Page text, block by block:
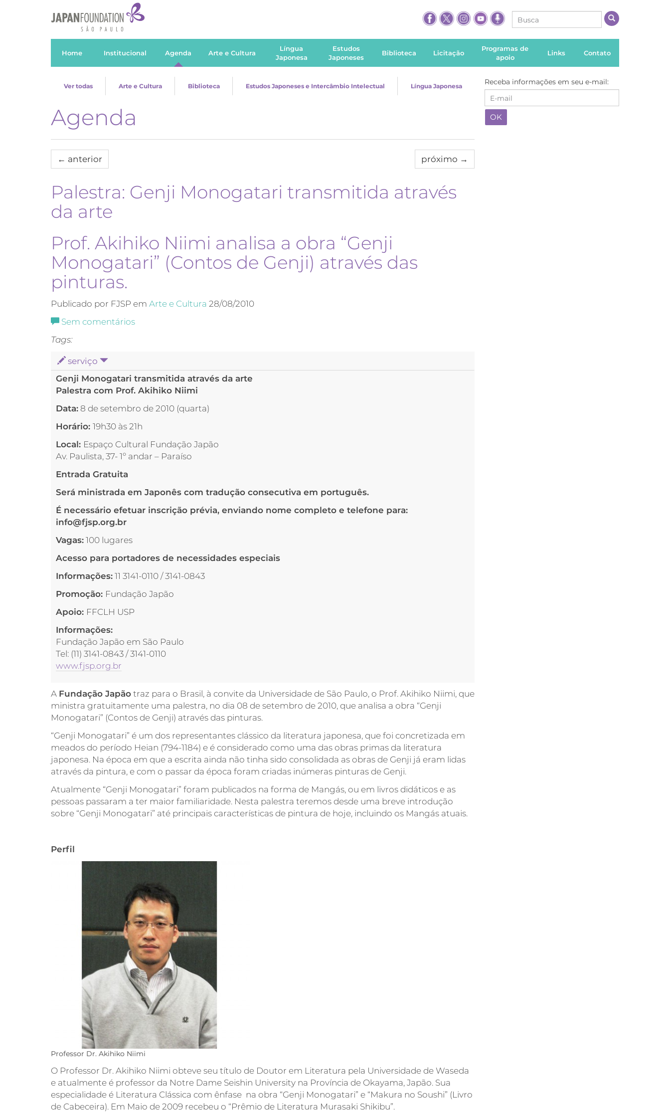
Home Institucional Agenda Arte e Cultura
Língua
Japonesa
Estudos
Japoneses
Biblioteca Licitação
Programas de
apoio
Links Contato
Ver todas Arte e Cultura Biblioteca Estudos Japoneses e Intercâmbio Intelectual Língua Japonesa
Agenda
← anterior próximo →
Palestra: Genji Monogatari transmitida através
da arte
Prof. Akihiko Niimi analisa a obra “Genji
Monogatari” (Contos de Genji) através das
pinturas.
Publicado por FJSP em Arte e Cultura 28/08/2010
Sem comentários
Tags:
serviço
Genji Monogatari transmitida através da arte
Palestra com Prof. Akihiko Niimi
Data: 8 de setembro de 2010 (quarta)
Horário: 19h30 às 21h
Local: Espaço Cultural Fundação Japão
Av. Paulista, 37- 1º andar – Paraíso
Entrada Gratuita
Será ministrada em Japonês com tradução consecutiva em português.
É necessário efetuar inscrição prévia, enviando nome completo e telefone para:
info@fjsp.org.br
Vagas: 100 lugares
Acesso para portadores de necessidades especiais
Informações: 11 3141-0110 / 3141-0843
Promoção: Fundação Japão
Apoio: FFCLH USP
Informações:
Fundação Japão em São Paulo
Tel: (11) 3141-0843 / 3141-0110
www.fjsp.org.br
A Fundação Japão traz para o Brasil, à convite da Universidade de São Paulo, o Prof. Akihiko Niimi, que
ministra gratuitamente uma palestra, no dia 08 de setembro de 2010, que analisa a obra “Genji
Monogatari” (Contos de Genji) através das pinturas.
“Genji Monogatari” é um dos representantes clássico da literatura japonesa, que foi concretizada em
meados do período Heian (794-1184) e é considerado como uma das obras primas da literatura
japonesa. Na época em que a escrita ainda não tinha sido consolidada as obras de Genji já eram lidas
através da pintura, e com o passar da época foram criadas inúmeras pinturas de Genji.
Atualmente “Genji Monogatari” foram publicados na forma de Mangás, ou em livros didáticos e as
pessoas passaram a ter maior familiaridade. Nesta palestra teremos desde uma breve introdução
sobre “Genji Monogatari” até principais características de pintura de hoje, incluindo os Mangás atuais.
Perfil
Professor Dr. Akihiko Niimi
O Professor Dr. Akihiko Niimi obteve seu título de Doutor em Literatura pela Universidade de Waseda
e atualmente é professor da Notre Dame Seishin University na Província de Okayama, Japão. Sua
especialidade é Literatura Clássica com ênfase na obra “Genji Monogatari” e “Makura no Soushi” (Livro
de Cabeceira). Em Maio de 2009 recebeu o “Prêmio de Literatura Murasaki Shikibu”.
Receba informações em seu e-mail: